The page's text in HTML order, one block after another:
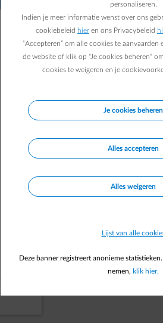
Ons team is op de hoogte
Noteer dit identificatienummer:
het door aan de support als het
personaliseren.
Indien je meer informatie wenst over ons
cookiebeleid hier en ons Privacybeleid
“Accepteren” om alle cookies te aanvaarden
de website of klik op "Je cookies beheren"
cookies te weigeren en je
Je cookies beheren
Alles accepteren
Alles weigeren
Lijst van alle
Deze banner registreert anonieme
nemen, klik hier.